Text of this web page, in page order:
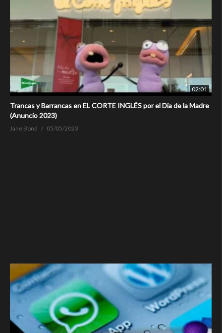
02:01
Trancas y Barrancas en EL CORTE INGLÉS por el Dia de la Madre
(Anuncio 2023)
Jane Bond 05/05/2023